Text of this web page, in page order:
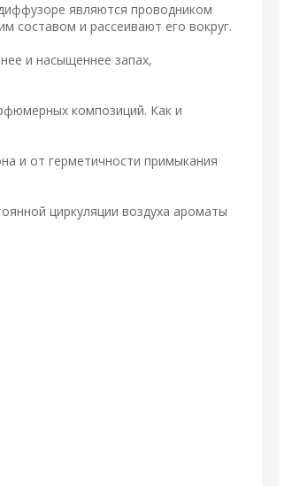
являются проводником
составом и рассеивают его вокруг.
и насыщеннее запах,
композиций. Как и
и от герметичности примыкания
циркуляции воздуха ароматы